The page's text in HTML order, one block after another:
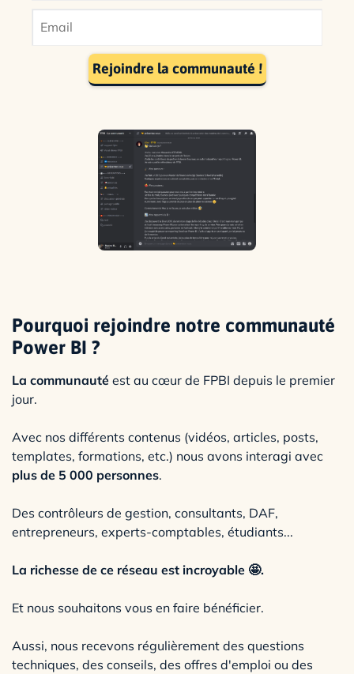
Rejoindre la communauté !
Pourquoi rejoindre notre communauté
Power BI ?
La communauté est au cœur de FPBI depuis le premier
jour.
Avec nos différents contenus (vidéos, articles, posts,
templates, formations, etc.) nous avons interagi avec
plus de 5 000 personnes.
Des contrôleurs de gestion, consultants, DAF,
entrepreneurs, experts-comptables, étudiants...
La richesse de ce réseau est incroyable 🤩.
Et nous souhaitons vous en faire bénéficier.
Aussi, nous recevons régulièrement des questions
techniques, des conseils, des offres d'emploi ou des